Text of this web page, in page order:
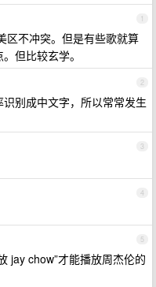
1
区不冲突。但是有些歌就算
但比较玄学。
2
别成中文字，所以常常发生
3
4
5
jay chow”才能播放周杰伦的